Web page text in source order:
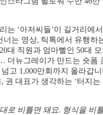
는 ‘아저씨들’이 길거리에
는 영상, 틱톡에서 유행하
대 직원과 엄마뻘인 50대 모
더뉴그레이가 만드는 숏폼
고 1,000만회까지 올라갑
권 대표가 생각하는 ‘터지는
로 비틀면 돼요. 형식을 비